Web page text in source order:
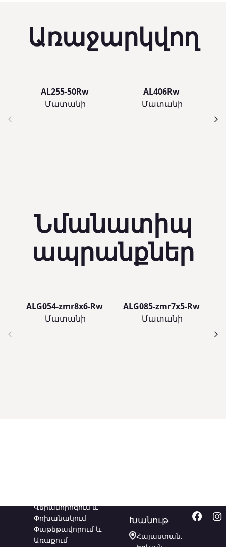
Առաջարկվող
AL255-50Rw
Մատանի
AL406Rw
Մատանի
Նմանատիպ
ապրանքներ
ALG054-zmr8x6-Rw
Մատանի
ALG085-zmr7x5-Rw
Մատանի
Վերանորոգում և
Փոխանակում
Փաթեթավորում և
Առաքում
Խանութ
Հայաստան,